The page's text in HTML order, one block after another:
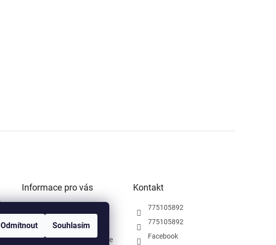
Odmítnout Souhlasím
Informace pro vás
Podmínky ochrany osobních
údajů
Kamenná prodejna Pardubice
Kontakt
775105892
775105892
Facebook